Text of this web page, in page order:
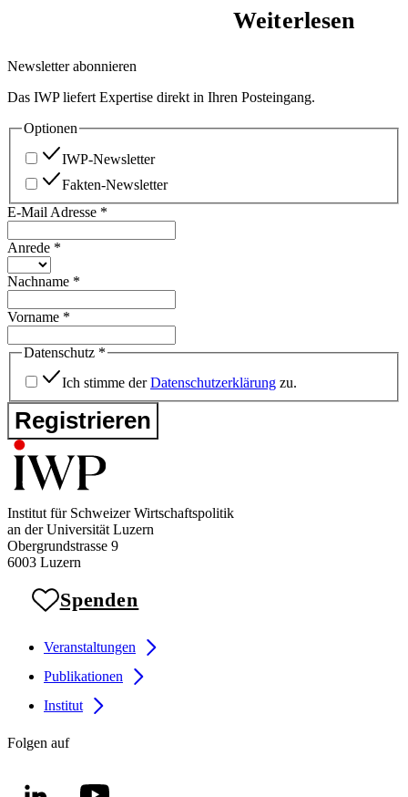
Weiterlesen
Newsletter abonnieren
Das IWP liefert Expertise direkt in Ihren Posteingang.
Optionen
IWP-Newsletter
Fakten-Newsletter
E-Mail Adresse *
Anrede *
Nachname *
Vorname *
Datenschutz *
Ich stimme derDatenschutzerklärung zu.
Registrieren
Institut für Schweizer Wirtschaftspolitik
an der Universität Luzern
Obergrundstrasse 9
6003 Luzern
Spenden
Veranstaltungen
Publikationen
Institut
Folgen auf